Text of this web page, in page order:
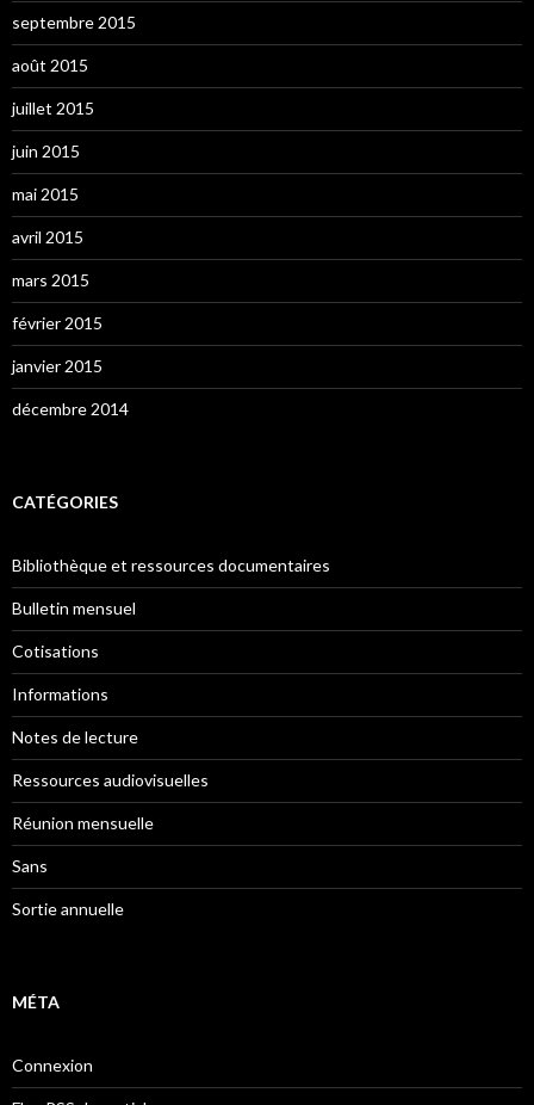
septembre 2015
août 2015
juillet 2015
juin 2015
mai 2015
avril 2015
mars 2015
février 2015
janvier 2015
décembre 2014
CATÉGORIES
Bibliothèque et ressources documentaires
Bulletin mensuel
Cotisations
Informations
Notes de lecture
Ressources audiovisuelles
Réunion mensuelle
Sans
Sortie annuelle
MÉTA
Connexion